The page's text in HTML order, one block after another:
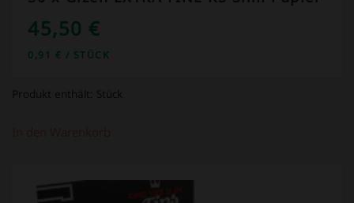
45,50 €
0,91 € / STÜCK
Produkt enthält: Stück